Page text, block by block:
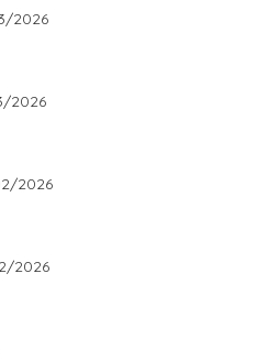
2026
2026
2026
2026